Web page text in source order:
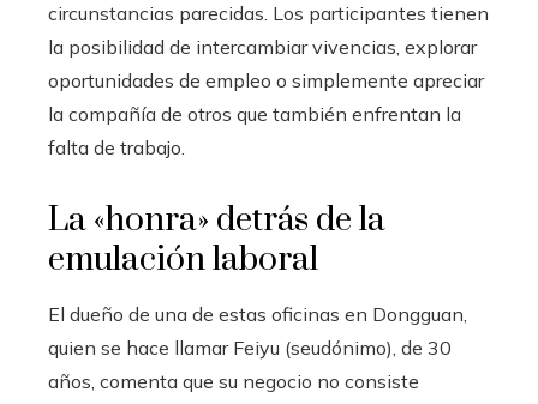
circunstancias parecidas. Los participantes tienen
la posibilidad de intercambiar vivencias, explorar
oportunidades de empleo o simplemente apreciar
la compañía de otros que también enfrentan la
falta de trabajo.
La «honra» detrás de la
emulación laboral
El dueño de una de estas oficinas en Dongguan,
quien se hace llamar Feiyu (seudónimo), de 30
años, comenta que su negocio no consiste